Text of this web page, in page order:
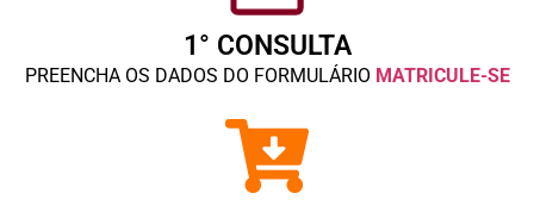
1° CONSULTA
PREENCHA OS DADOS DO FORMULÁRIO MATRICULE-SE